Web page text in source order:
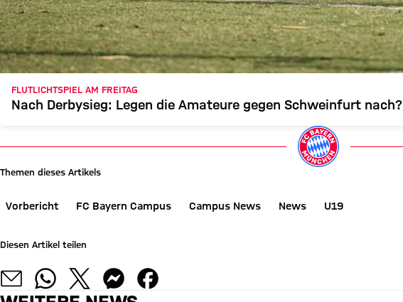
FLUTLICHTSPIEL AM FREITAG
Nach Derbysieg: Legen die Amateure gegen Schweinfurt nach?
Themen dieses Artikels
Vorbericht FC Bayern Campus Campus News News U19
Diesen Artikel teilen